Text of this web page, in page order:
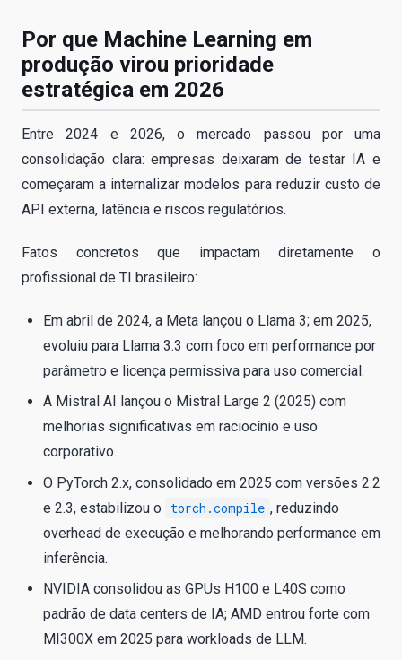
Por que Machine Learning em
produção virou prioridade
estratégica em 2026
Entre 2024 e 2026, o mercado passou por uma
consolidação clara: empresas deixaram de testar IA e
começaram a internalizar modelos para reduzir custo de
API externa, latência e riscos regulatórios.
Fatos concretos que impactam diretamente o
profissional de TI brasileiro:
Em abril de 2024, a Meta lançou o Llama 3; em 2025,
evoluiu para Llama 3.3 com foco em performance por
parâmetro e licença permissiva para uso comercial.
A Mistral AI lançou o Mistral Large 2 (2025) com
melhorias significativas em raciocínio e uso
corporativo.
O PyTorch 2.x, consolidado em 2025 com versões 2.2
e 2.3, estabilizou o torch.compile , reduzindo
overhead de execução e melhorando performance em
inferência.
NVIDIA consolidou as GPUs H100 e L40S como
padrão de data centers de IA; AMD entrou forte com
MI300X em 2025 para workloads de LLM.